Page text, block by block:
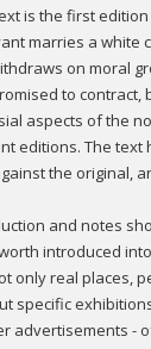
is the first edition
marries a white
on moral
to contract,
aspects of the
editions. The text
the original,
and notes
introduced
only real places,
specific
advertisements -